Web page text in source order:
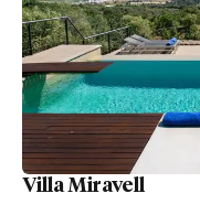
Villa Miravell